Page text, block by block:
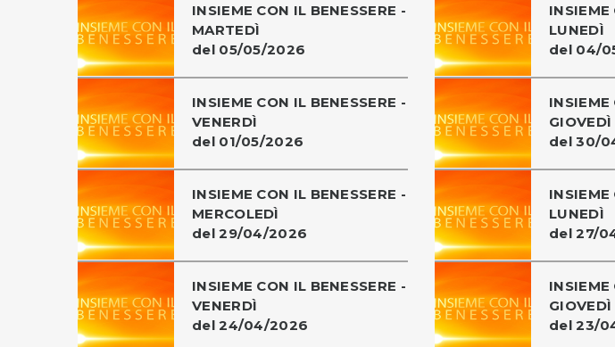
INSIEME CON IL BENESSERE -
MARTEDÌ
del 05/05/2026
INSIEME
LUNEDÌ
del 04/
INSIEME CON IL BENESSERE -
VENERDÌ
del 01/05/2026
INSIEME
GIOVEDÌ
del 30/
INSIEME CON IL BENESSERE -
MERCOLEDÌ
del 29/04/2026
INSIEME
LUNEDÌ
del 27/
INSIEME CON IL BENESSERE -
VENERDÌ
del 24/04/2026
INSIEME
GIOVEDÌ
del 23/